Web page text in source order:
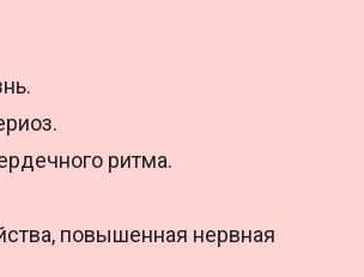
ритма.
повышенная нервная